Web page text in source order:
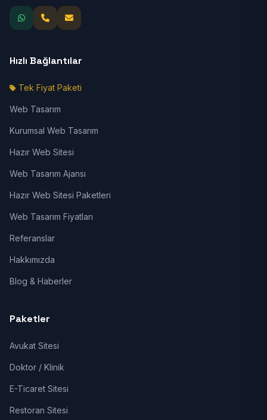
Hızlı Bağlantılar
Tek Fiyat Paketi
Web Tasarım
Kurumsal Web Tasarım
Hazır Web Sitesi
Web Tasarım Ajansı
Hazır Web Sitesi Paketleri
Web Tasarım Fiyatları
Referanslar
Hakkımızda
Blog & Haberler
Paketler
Avukat Sitesi
Doktor / Klinik
E-Ticaret Sitesi
Restoran Sitesi